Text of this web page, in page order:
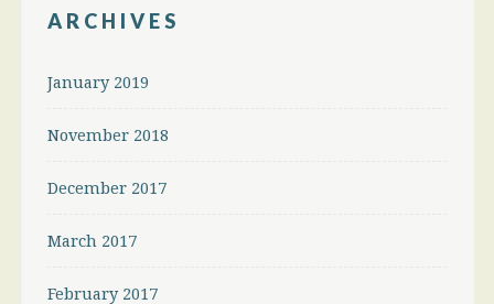
ARCHIVES
January 2019
November 2018
December 2017
March 2017
February 2017